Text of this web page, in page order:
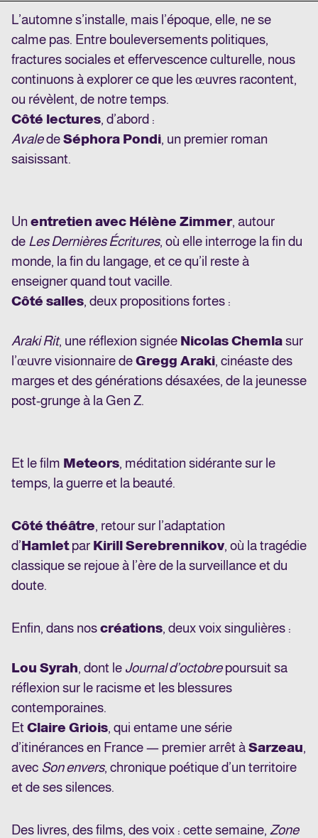
L’automne s’installe, mais l’époque, elle, ne se
calme pas. Entre bouleversements politiques,
fractures sociales et effervescence culturelle, nous
continuons à explorer ce que les œuvres racontent,
ou révèlent, de notre temps.
Côté lectures, d’abord :
AvaledeSéphora Pondi, un premier roman
saisissant.
Un entretien avec Hélène Zimmer, autour
de Les Dernières Écritures, où elle interroge la fin du
monde, la fin du langage, et ce qu’il reste à
enseigner quand tout vacille.
Côté salles, deux propositions fortes :
Araki Rit, une réflexion signée Nicolas Chemlasur
l’œuvre visionnaire deGregg Araki, cinéaste des
marges et des générations désaxées, de la jeunesse
post-grunge à la Gen Z.
Et le film Meteors, méditation sidérante sur le
temps, la guerre et la beauté.
Côté théâtre, retour sur l’adaptation
d’Hamletpar Kirill Serebrennikov, où la tragédie
classique se rejoue à l’ère de la surveillance et du
doute.
Enfin, dans noscréations, deux voix singulières :
Lou Syrah, dont le Journal d’octobrepoursuit sa
réflexion sur le racisme et les blessures
contemporaines.
EtClaire Griois, qui entame une série
d’itinérances en France — premier arrêt àSarzeau,
avec Son envers, chronique poétique d’un territoire
et de ses silences.
Des livres, des films, des voix : cette semaine, Zone